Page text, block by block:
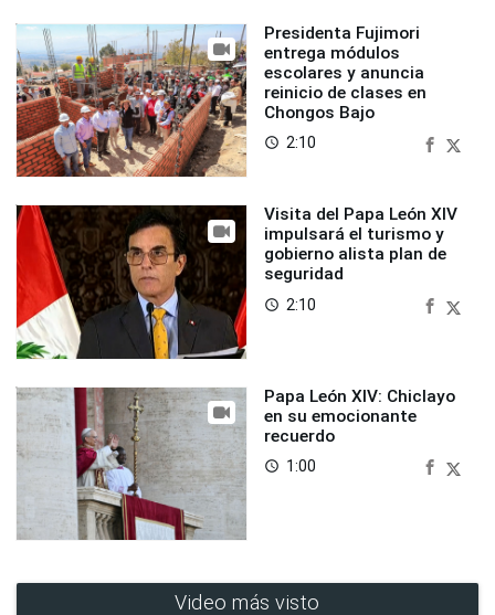
Presidenta Fujimori
entrega módulos
escolares y anuncia
reinicio de clases en
Chongos Bajo
access_time 2:10
Visita del Papa León XIV
impulsará el turismo y
gobierno alista plan de
seguridad
access_time 2:10
Papa León XIV: Chiclayo
en su emocionante
recuerdo
access_time 1:00
Video más visto